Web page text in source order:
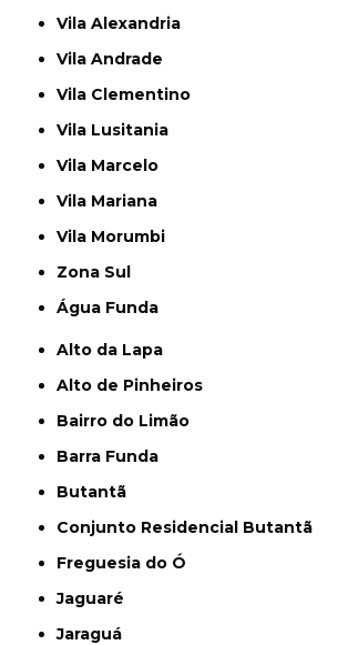
Vila Alexandria
Vila Andrade
Vila Clementino
Vila Lusitania
Vila Marcelo
Vila Mariana
Vila Morumbi
Zona Sul
Água Funda
Alto da Lapa
Alto de Pinheiros
Bairro do Limão
Barra Funda
Butantã
Conjunto Residencial Butantã
Freguesia do Ó
Jaguaré
Jaraguá